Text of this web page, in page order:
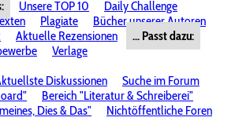
Unsere TOP 10
Daily Challenge
Plagiate
Bücher unserer Autoren
Aktuelle Rezensionen
... Passt dazu:
Verlage
Diskussionen
Suche im Forum
Bereich "Literatur & Schreiberei"
Dies & Das"
Nichtöffentliche Foren